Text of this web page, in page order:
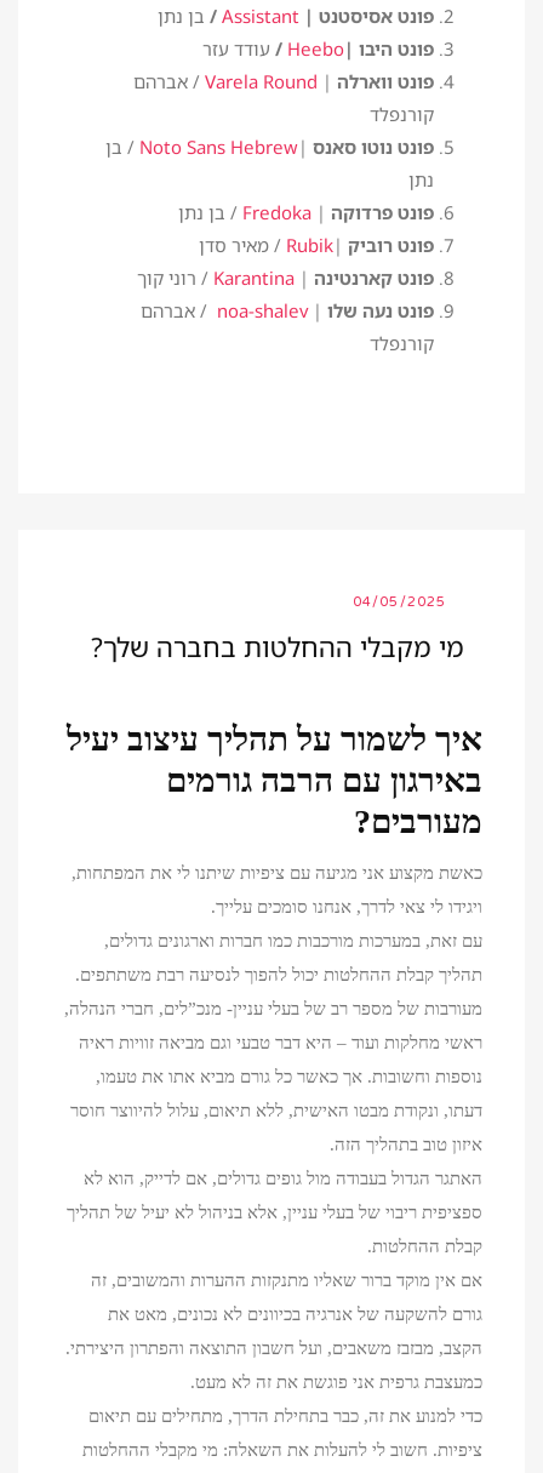
פונט אסיסטנט | Assistant
/ בן נתן
פונט היבו |Heebo
/ עודד עזר
פונט ווארלה |
Varela Round / אברהם
קורנפלד
פונט נוטו סאנס |
Noto Sans Hebrew / בן
נתן
פונט פרדוקה |
Fredoka / בן נתן
פונט רוביק |
Rubik / מאיר סדן
פונט קארנטינה |
Karantina / רוני קוך
פונט נעה שלו |
noa-shalev / אברהם
קורנפלד
04/05/2025
מי מקבלי ההחלטות בחברה שלך?
איך לשמור על תהליך עיצוב יעיל
באירגון עם הרבה גורמים
מעורבים?
כאשת מקצוע אני מגיעה עם ציפיות שיתנו לי את המפתחות,
ויגידו לי צאי לדרך, אנחנו סומכים עלייך.
עם זאת, במערכות מורכבות כמו חברות וארגונים גדולים,
תהליך קבלת ההחלטות יכול להפוך לנסיעה רבת משתתפים.
מעורבות של מספר רב של בעלי עניין- מנכ”לים, חברי הנהלה,
ראשי מחלקות ועוד – היא דבר טבעי וגם מביאה זוויות ראיה
נוספות וחשובות. אך כאשר כל גורם מביא אתו את טעמו,
דעתו, ונקודת מבטו האישית, ללא תיאום, עלול להיווצר חוסר
איזון טוב בתהליך הזה.
האתגר הגדול בעבודה מול גופים גדולים, אם לדייק, הוא לא
ספציפית ריבוי של בעלי עניין, אלא בניהול לא יעיל של תהליך
קבלת ההחלטות.
אם אין מוקד ברור שאליו מתנקזות ההערות והמשובים, זה
גורם להשקעה של אנרגיה בכיוונים לא נכונים, מאט את
הקצב, מבזבז משאבים, ועל חשבון התוצאה והפתרון היצירתי.
כמעצבת גרפית אני פוגשת את זה לא מעט.
כדי למנוע את זה, כבר בתחילת הדרך, מתחילים עם תיאום
ציפיות. חשוב לי להעלות את השאלה: מי מקבלי ההחלטות